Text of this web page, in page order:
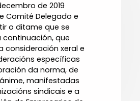
de 2019
Comité Delegado e
o ditame que se
continuación, que
consideración xeral e
específicas
da norma, de
manifestadas
sindicais e a